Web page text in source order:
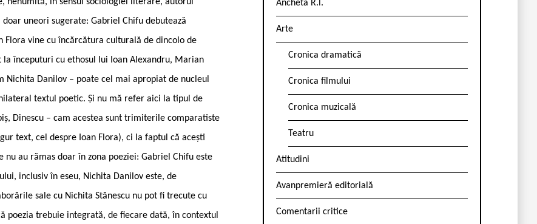
uneori sugerate: Gabriel Chifu debutează
vine cu încărcătura culturală de dincolo de
începuturi cu ethosul lui Ioan Alexandru, Marian
Nichita Danilov – poate cel mai apropiat de nucleul
textul poetic. Și nu mă refer aici la tipul de
Dinescu – cam acestea sunt trimiterile comparatiste
text, cel despre Ioan Flora), ci la faptul că acești
au rămas doar în zona poeziei: Gabriel Chifu este
inclusiv în eseu, Nichita Danilov este, de
sale cu Nichita Stănescu nu pot fi trecute cu
poezia trebuie integrată, de fiecare dată, în contextul
Ancheta R.l.
Arte
Cronica dramatică
Cronica filmului
Cronica muzicală
Teatru
Atitudini
Avanpremieră editorială
Comentarii critice